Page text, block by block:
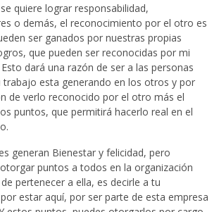
quiere lograr responsabilidad,
o demás, el reconocimiento por el otro es
ser ganados por nuestras propias
que pueden ser reconocidas por mi
dará una razón de ser a las personas
trabajo esta generando en los otros y por
de verlo reconocido por el otro más el
puntos, que permitirá hacerlo real en el
generan Bienestar y felicidad, pero
puntos a todos en la organización
pertenecer a ella, es decirle a tu
estar aquí, por ser parte de esta empresa